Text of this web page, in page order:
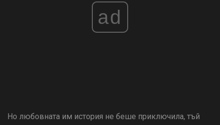
ad
Но любовната им история не беше приключила, тъй